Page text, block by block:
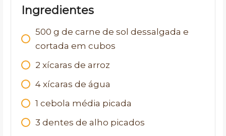
Ingredientes
500 g de carne de sol dessalgada e
cortada em cubos
2 xícaras de arroz
4 xícaras de água
1 cebola média picada
3 dentes de alho picados